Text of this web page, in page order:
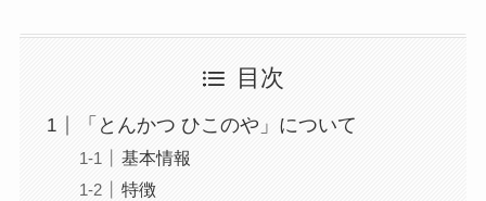
目次
「とんかつ ひこのや」について
基本情報
特徴